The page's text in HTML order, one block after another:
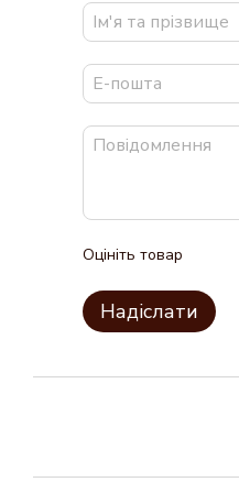
Оцініть товар
Надіслати